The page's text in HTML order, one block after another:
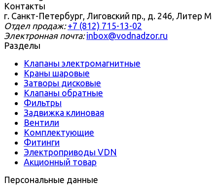
Контакты
г. Санкт-Петербург, Лиговский пр., д. 246, Литер М
Отдел продаж: +7 (812) 715-13-02
Электронная почта: inbox@vodnadzor.ru
Разделы
Клапаны электромагнитные
Краны шаровые
Затворы дисковые
Клапаны обратные
Фильтры
Задвижка клиновая
Вентили
Комплектующие
Фитинги
Электроприводы VDN
Акционный товар
Персональные данные